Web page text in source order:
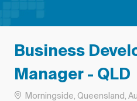
Business
Manager - QLD
Emplacement
Morningside, Queensland,